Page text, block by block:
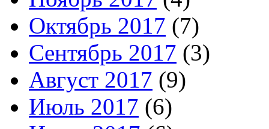
Октябрь 2017 (7)
Сентябрь 2017 (3)
Август 2017 (9)
Июль 2017 (6)